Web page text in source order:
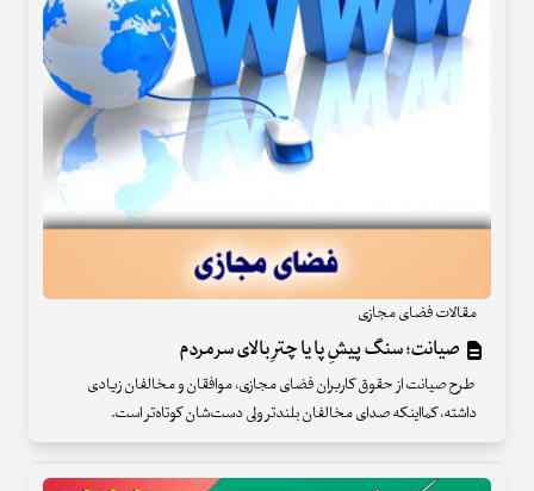
مقالات فضای مجازی
صیانت؛ سنگ پیشِ پا یا چترِ بالای سر مردم
طرح صیانت از حقوق کاربران فضای مجازی، موافقان و مخالفان زیادی
داشته، کمااینکه صدای مخالفان بلندتر ولی دست‌شان کوتاه‌تر است.